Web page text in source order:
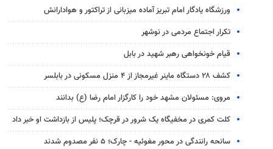
ورزشگاه یادگار امام تبریز آماده میزبانی از تراکتور و هوادارانش
تکرار اجتماع مردمی در نوشهر
قیام خونخواهی رهبر شهید در بابل
کشف ۲۸ دستگاه ماینر غیرمجاز از ۴ منزل مسکونی در بابلسر
مروی: مسئولان مشهد خود را کارگزار امام رضا (ع) بدانند
کلت کمری در مخفیگاه یک شرور در قرچک؛ پلیس از بازداشت او خبر داد
سانحه رانندگی در محور مغوئیه - چارک؛ ۵ نفر مصدوم شدند